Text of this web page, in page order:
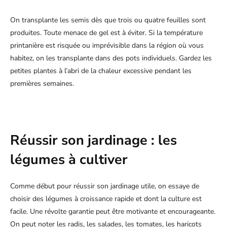
On transplante les semis dès que trois ou quatre feuilles sont
produites. Toute menace de gel est à éviter. Si la température
printanière est risquée ou imprévisible dans la région où vous
habitez, on les transplante dans des pots individuels. Gardez les
petites plantes à l’abri de la chaleur excessive pendant les
premières semaines.
Réussir son jardinage : les
légumes à cultiver
Comme début pour réussir son jardinage utile, on essaye de
choisir des légumes à croissance rapide et dont la culture est
facile. Une révolte garantie peut être motivante et encourageante.
On peut noter les radis, les salades, les tomates, les haricots